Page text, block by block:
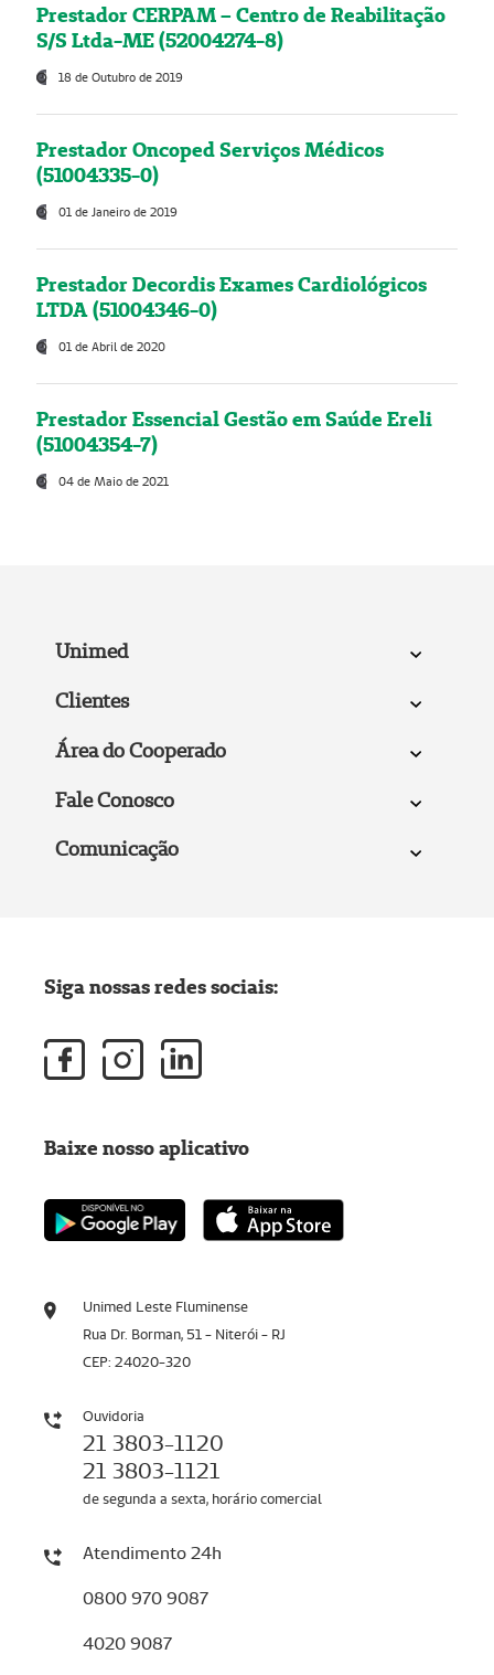
Prestador CERPAM – Centro de Reabilitação
S/S Ltda-ME (52004274-8)
18 de Outubro de 2019
Prestador Oncoped Serviços Médicos
(51004335-0)
01 de Janeiro de 2019
Prestador Decordis Exames Cardiológicos
LTDA (51004346-0)
01 de Abril de 2020
Prestador Essencial Gestão em Saúde Ereli
(51004354-7)
04 de Maio de 2021
Unimed
Clientes
Área do Cooperado
Fale Conosco
Comunicação
Unimed Leste Fluminense
Rua Dr. Borman, 51 - Niterói - RJ
CEP: 24020-320
Ouvidoria
21 3803-1120
21 3803-1121
de segunda a sexta, horário comercial
Atendimento 24h
0800 970 9087
4020 9087
Siga nossas redes sociais:
Baixe nosso aplicativo